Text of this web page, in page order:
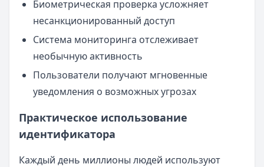
Биометрическая проверка усложняет
несанкционированный доступ
Система мониторинга отслеживает
необычную активность
Пользователи получают мгновенные
уведомления о возможных угрозах
Практическое использование
идентификатора
Каждый день миллионы людей используют